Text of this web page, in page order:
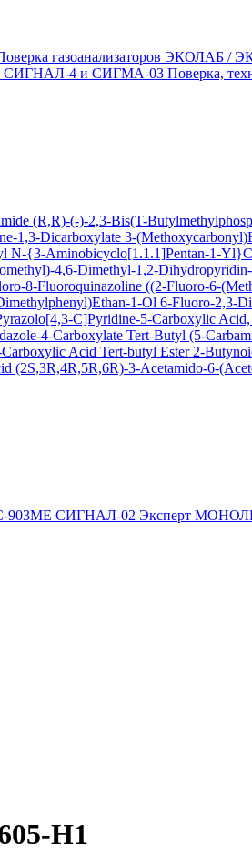
газоанализаторов ЭКОЛАБ /
СИГНАЛ-4 и СИГМА-03 Поверка,
(R,R)-(-)-2,3-Bis(T-
1,3-Dicarboxylate 3-
N-{3-Aminobicyclo[1.1.1]Pentan-1-
4,6-Dimethyl-1,2-
8-Fluoroquinazoline ((2-Fluoro-6-
1-Ol 6-Fluoro-2,3-
C]Pyridine-5-Carboxylic
4-Carboxylate Tert-Butyl (5-
Acid Tert-butyl Ester 2-
(2S,3R,4R,5R,6R)-3-Acetamido-6-
903МЕ СИГНАЛ-02 Эксперт
H1